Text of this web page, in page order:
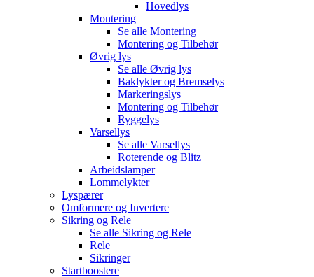
Hovedlys
Montering
Se alle Montering
Montering og Tilbehør
Øvrig lys
Se alle Øvrig lys
Baklykter og Bremselys
Markeringslys
Montering og Tilbehør
Ryggelys
Varsellys
Se alle Varsellys
Roterende og Blitz
Arbeidslamper
Lommelykter
Lyspærer
Omformere og Invertere
Sikring og Rele
Se alle Sikring og Rele
Rele
Sikringer
Startboostere